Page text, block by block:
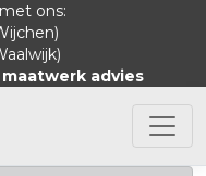
ons:
maatwerk advies